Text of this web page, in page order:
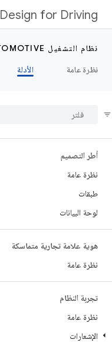
Design for Driving
نظام التشغيل AUTOMOTIVE
نظرة عامة
الأدلة
أطر التصميم
نظرة عامة
طبقات
لوحة البيانات
هوية علامة تجارية متماسكة
نظرة عامة
تجربة النظام
نظرة عامة
الإشعارات